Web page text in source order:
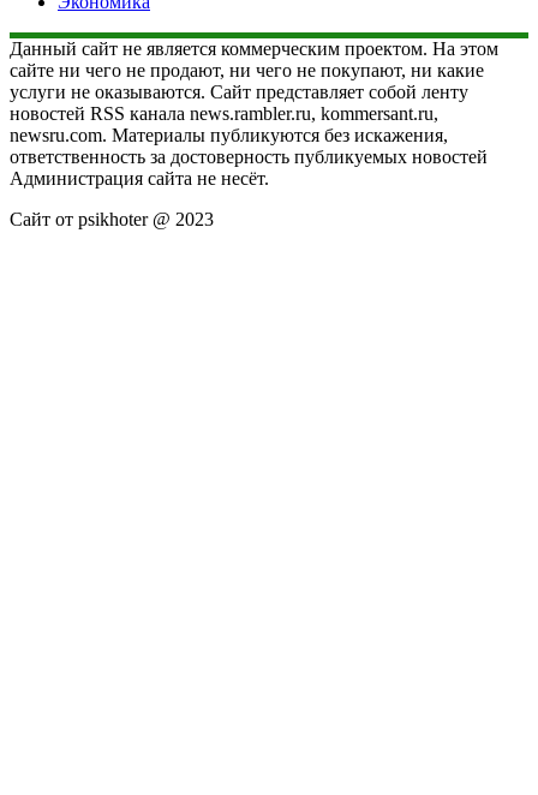
Данный сайт не является коммерческим проектом. На этом
сайте ни чего не продают, ни чего не покупают, ни какие
услуги не оказываются. Сайт представляет собой ленту
новостей RSS канала news.rambler.ru, kommersant.ru,
newsru.com. Материалы публикуются без искажения,
ответственность за достоверность публикуемых новостей
Администрация сайта не несёт.
Сайт от psikhoter @ 2023